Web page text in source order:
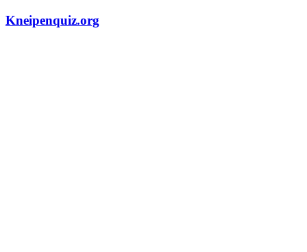
Zum
Kneipenquiz.org